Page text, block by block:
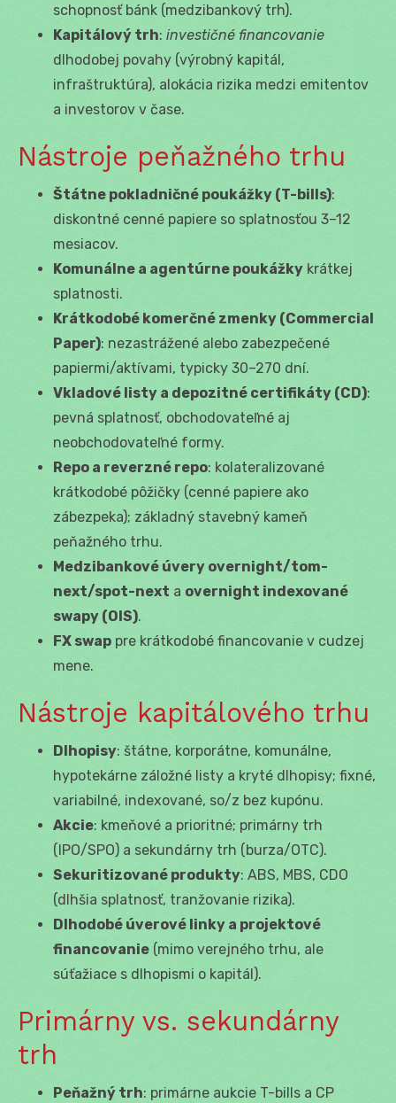
schopnosť bánk (medzibankový trh).
Kapitálový trh: investičné financovanie
dlhodobej povahy (výrobný kapitál,
infraštruktúra), alokácia rizika medzi emitentov
a investorov v čase.
Nástroje peňažného trhu
Štátne pokladničné poukážky (T-bills):
diskontné cenné papiere so splatnosťou 3–12
mesiacov.
Komunálne a agentúrne poukážky krátkej
splatnosti.
Krátkodobé komerčné zmenky (Commercial
Paper): nezastrážené alebo zabezpečené
papiermi/aktívami, typicky 30–270 dní.
Vkladové listy a depozitné certifikáty (CD):
pevná splatnosť, obchodovateľné aj
neobchodovateľné formy.
Repo a reverzné repo: kolateralizované
krátkodobé pôžičky (cenné papiere ako
zábezpeka); základný stavebný kameň
peňažného trhu.
Medzibankové úvery overnight/tom-
next/spot-next a overnight indexované
swapy (OIS).
FX swap pre krátkodobé financovanie v cudzej
mene.
Nástroje kapitálového trhu
Dlhopisy: štátne, korporátne, komunálne,
hypotekárne záložné listy a kryté dlhopisy; fixné,
variabilné, indexované, so/z bez kupónu.
Akcie: kmeňové a prioritné; primárny trh
(IPO/SPO) a sekundárny trh (burza/OTC).
Sekuritizované produkty: ABS, MBS, CDO
(dlhšia splatnosť, tranžovanie rizika).
Dlhodobé úverové linky a projektové
financovanie (mimo verejného trhu, ale
súťažiace s dlhopismi o kapitál).
Primárny vs. sekundárny
trh
Peňažný trh: primárne aukcie T-bills a CP